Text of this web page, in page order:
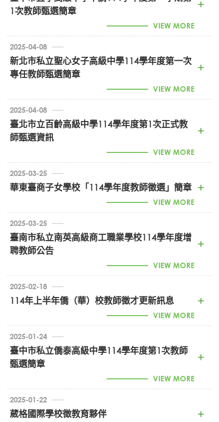
臺中市私立弘文高級中學114學年度教師甄試簡章
_1140411公告 (PDF)
1次教師甄選簡章
VIEW MORE
臺中市宜寧高級中學申請114學年度第一學期第1次教師甄選簡章
詳細內容請參閱附件。
臺中市宜寧高級中學114學年度教師甄試簡章及報名表
(PDF)
2025-04-08
新北市私立聖心女子高級中學114學年度第一次
專任教師甄選簡章
VIEW MORE
01-1-114學年度第一次專任教師甄選簡章-0325版--0331
公告正式板 (PDF)
教師甄選個人資料提供同意書-正式版 (PDF)
2025-04-08
臺北市立百齡高級中學114學年度第1次正式教
師甄選資訊
VIEW MORE
臺北市立百齡高級中學114學年度第1次正式教師甄選
(1140401修正應試器具公告版)臺北市立百齡高級中學
(PDF)
2025-03-25
華東臺商子女學校「114學年度教師徵選」簡章
VIEW MORE
1140005918_華東台商114年教師甄選 (PDF)
2025-03-25
臺南市私立南英高級商工職業學校114學年度增
聘教師公告
VIEW MORE
2025-02-18
114年上半年僑（華）校教師徵才更新訊息
VIEW MORE
1140002624_114年上半年僑校教師需求彙整 (PDF)
2025-01-24
臺中市私立僑泰高級中學114學年度第1次教師
甄選簡章
VIEW MORE
臺中市私立僑泰高級中學114學年度第1次教師甄選簡章
詳細內容請參閱附件。
2025-01-22
葳格國際學校徵教育夥伴